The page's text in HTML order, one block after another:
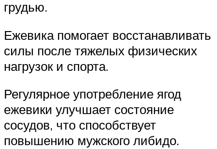
грудью.
Ежевика помогает восстанавливать
силы после тяжелых физических
нагрузок и спорта.
Регулярное употребление ягод
ежевики улучшает состояние
сосудов, что способствует
повышению мужского либидо.